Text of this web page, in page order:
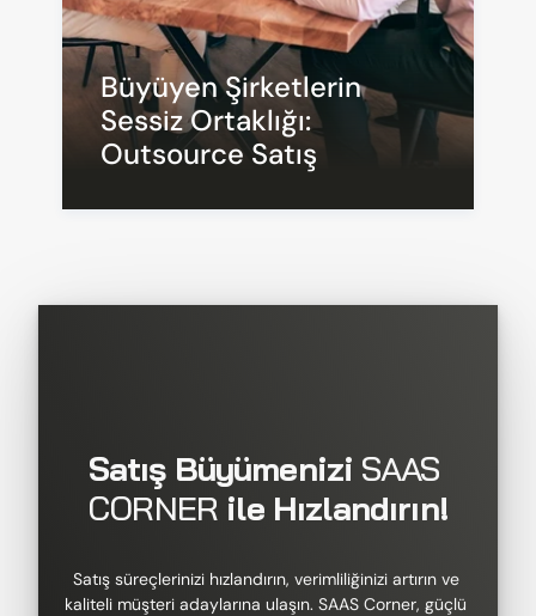
Büyüyen Şirketlerin
Sessiz Ortaklığı:
Outsource Satış
Satış Büyümenizi SAAS
CORNER ile Hızlandırın!
Satış süreçlerinizi hızlandırın, verimliliğinizi artırın ve
kaliteli müşteri adaylarına ulaşın. SAAS Corner, güçlü